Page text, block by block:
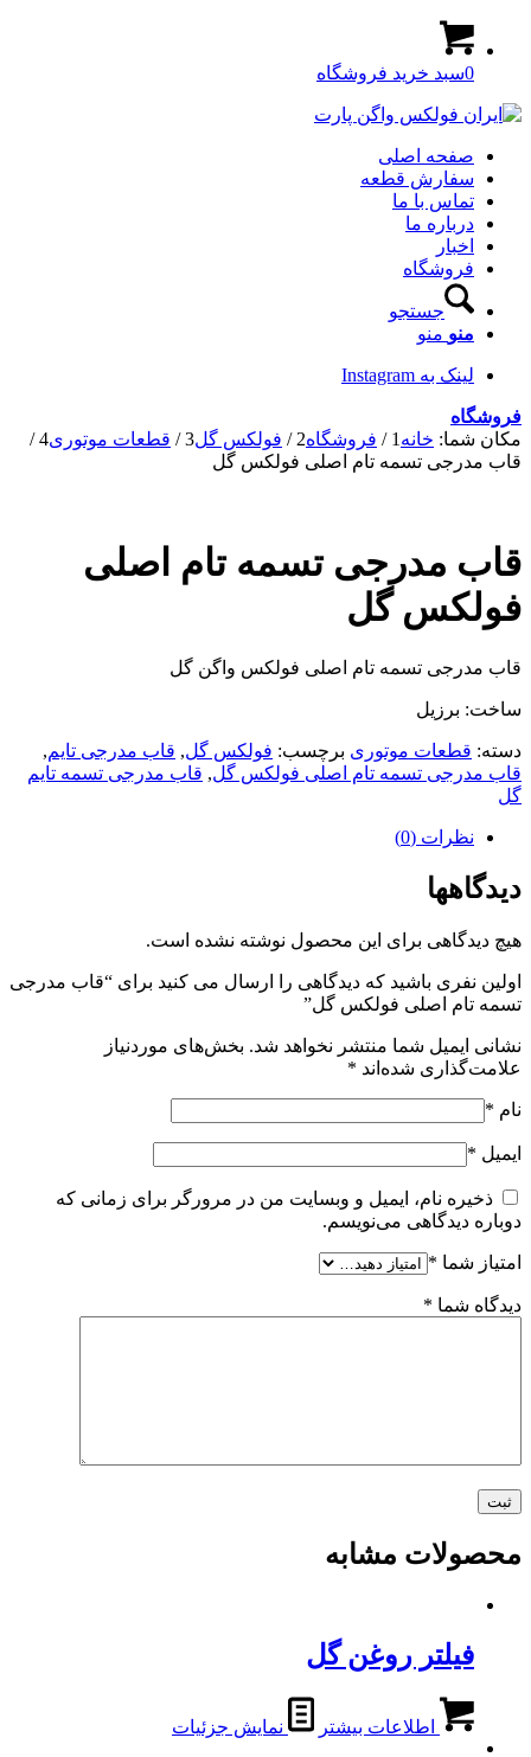
0سبد خرید فروشگاه
صفحه اصلی
سفارش قطعه
تماس با ما
درباره ما
اخبار
فروشگاه
جستجو
منو منو
لینک به Instagram
فروشگاه
مکان شما: خانه 1
/ فروشگاه2
/ فولکس گل3
/ قطعات موتوری4
/
قاب مدرجی تسمه تام اصلی فولکس گل
قاب مدرجی تسمه تام اصلی
فولکس گل
قاب مدرجی تسمه تام اصلی فولکس واگن گل
ساخت: برزیل
دسته: قطعات موتوری برچسب: فولکس گل, قاب مدرجی تایم,
قاب مدرجی تسمه تام اصلی فولکس گل, قاب مدرجی تسمه تایم
گل
نظرات (0)
دیدگاهها
هیچ دیدگاهی برای این محصول نوشته نشده است.
اولین نفری باشید که دیدگاهی را ارسال می کنید برای “قاب مدرجی
تسمه تام اصلی فولکس گل”
نشانی ایمیل شما منتشر نخواهد شد. بخش‌های موردنیاز
علامت‌گذاری شده‌اند *
نام *
ایمیل *
ذخیره نام، ایمیل و وبسایت من در مرورگر برای زمانی که
دوباره دیدگاهی می‌نویسم.
امتیاز شما *
دیدگاه شما *
محصولات مشابه
فیلتر روغن گل
اطلاعات بیشتر نمایش جزئیات